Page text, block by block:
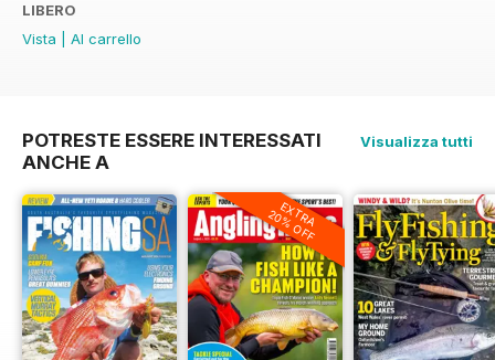
LIBERO
Vista
Al carrello
POTRESTE ESSERE INTERESSATI
ANCHE A
Visualizza tutti
EXTRA
20% OFF